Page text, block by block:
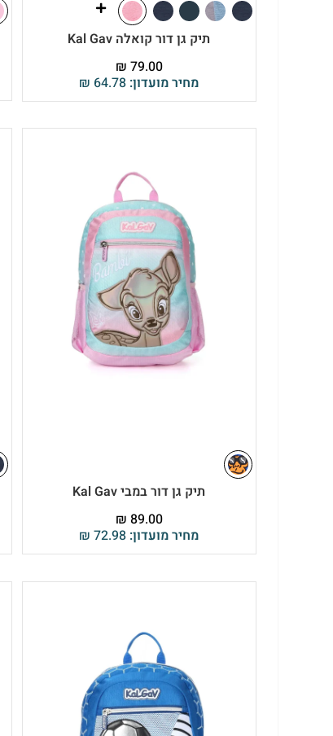
תיק גן דור קואלה Kal Gav
מחיר מועדון: ₪ 64.78
₪ 79.00
תיק גן דור במבי Kal Gav
מחיר מועדון: ₪ 72.98
₪ 89.00